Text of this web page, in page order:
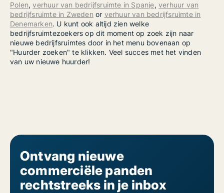
Polen,verhuur van bedrijfsruimte in Spanje,verhuur van
bedrijfsruimte in Zweden or verhuur van bedrijfsruimte in
Denemarken. U kunt ook altijd zien welke
bedrijfsruimtezoekers op dit moment op zoek zijn naar
nieuwe bedrijfsruimtes door in het menu bovenaan op
"Huurder zoeken" te klikken. Veel succes met het vinden
van uw nieuwe huurder!
Ontvang nieuwe
commerciële panden
rechtstreeks in je inbox